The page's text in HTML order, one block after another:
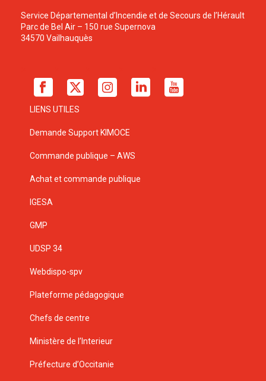
Service Départemental d’Incendie et de Secours de l’Hérault
Parc de Bel Air – 150 rue Supernova
34570 Vailhauquès
LIENS UTILES
Demande Support KIMOCE
Commande publique – AWS
Achat et commande publique
IGESA
GMP
UDSP 34
Webdispo-spv
Plateforme pédagogique
Chefs de centre
Ministère de l’Interieur
Préfecture d’Occitanie